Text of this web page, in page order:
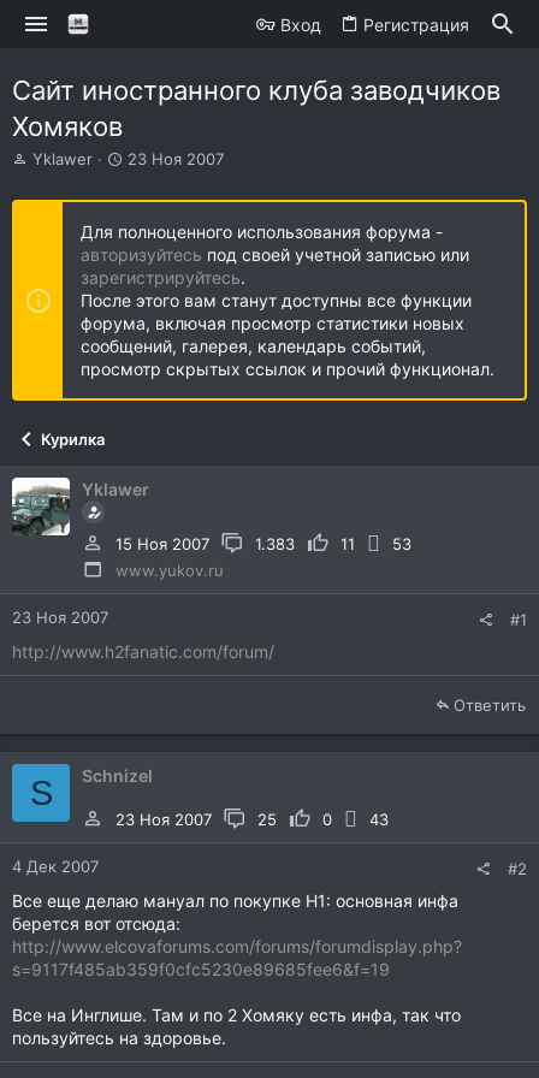
Вход Регистрация
Сайт иностранного клуба заводчиков
Хомяков
А
т
е
м
Yklawer
Д
т
н
а
ч
а
л
а
23 Ноя 2007
Для полноценного использования форума -
авторизуйтесь под своей учетной записью или
зарегистрируйтесь.
После этого вам станут доступны все функции
форума, включая просмотр статистики новых
сообщений, галерея, календарь событий,
просмотр скрытых ссылок и прочий функционал.
Курилка
Yklawer
15 Ноя 2007 1.383 11
53
www.yukov.ru
23 Ноя 2007 #1
http://www.h2fanatic.com/forum/
Ответить
S Schnizel
23 Ноя 2007 25 0 43
4 Дек 2007 #2
Все еще делаю мануал по покупке H1: основная инфа
берется вот отсюда:
http://www.elcovaforums.com/forums/forumdisplay.php?
s=9117f485ab359f0cfc5230e89685fee6&f=19
Все на Инглише. Там и по 2 Хомяку есть инфа, так что
пользуйтесь на здоровье.